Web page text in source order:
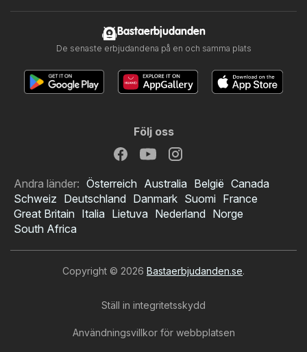
Bastaerbjudanden
De senaste erbjudandena på en och samma plats
Följ oss
Andra länder: Österreich Australia België Canada
Schweiz Deutschland Danmark Suomi France
Great Britain Italia Lietuva Nederland Norge
South Africa
Copyright © 2026 Bastaerbjudanden.se.
Ställ in integritetsskydd
Användningsvillkor för webbplatsen